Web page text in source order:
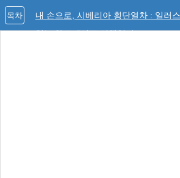
내 손으로, 시베리아 횡단열차 : 일러
없는 핸드메이드 여행일기
목차